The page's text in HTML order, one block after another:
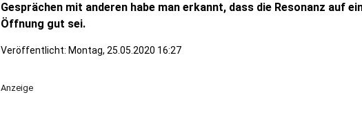
Gesprächen mit anderen habe man erkannt, dass die Resonanz auf
Öffnung gut sei.
Veröffentlicht: Montag, 25.05.2020 16:27
Anzeige